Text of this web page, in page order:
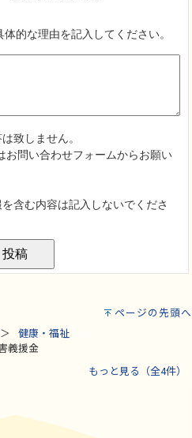
ページの先頭へ
健康・福祉
義援金
もっと見る（全4件）